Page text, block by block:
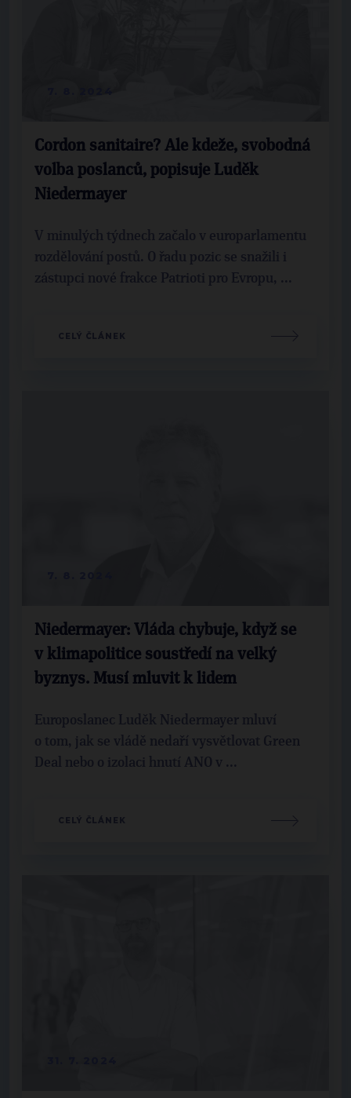
Cordon sanitaire? Ale kdeže, svobodná
volba poslanců, popisuje Luděk
Niedermayer
V minulých týdnech začalo v europarlamentu
rozdělování postů. O řadu pozic se snažili i
zástupci nové frakce Patrioti pro Evropu, ...
CELÝ ČLÁNEK
Niedermayer: Vláda chybuje, když se
v klimapolitice soustředí na velký
byznys. Musí mluvit k lidem
Europoslanec Luděk Niedermayer mluví
o tom, jak se vládě nedaří vysvětlovat Green
Deal nebo o izolaci hnutí ANO v ...
CELÝ ČLÁNEK